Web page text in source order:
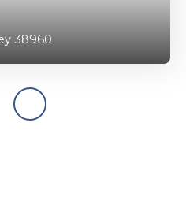
38960